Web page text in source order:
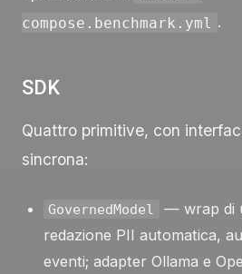
compose.benchmark.yml .
SDK
Quattro primitive, con
sincrona:
GovernedModel
— wrap di
redazione PII automatica,
eventi; adapter Ollama e